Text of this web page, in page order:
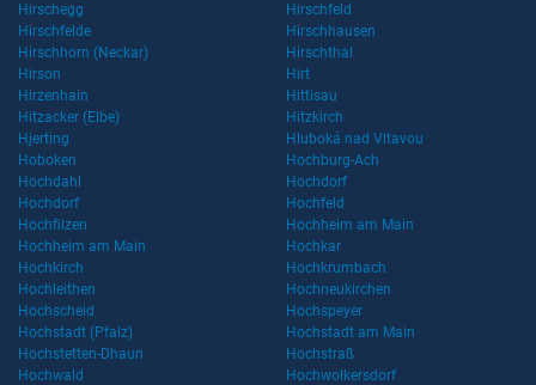
Hirschegg
Hirschfeld
Hirschfelde
Hirschhausen
Hirschhorn (Neckar)
Hirschthal
Hirson
Hirt
Hirzenhain
Hittisau
Hitzacker (Elbe)
Hitzkirch
Hjerting
Hluboká nad Vltavou
Hoboken
Hochburg-Ach
Hochdahl
Hochdorf
Hochdorf
Hochfeld
Hochfilzen
Hochheim am Main
Hochheim am Main
Hochkar
Hochkirch
Hochkrumbach
Hochleithen
Hochneukirchen
Hochscheid
Hochspeyer
Hochstadt (Pfalz)
Hochstadt am Main
Hochstetten-Dhaun
Hochstraß
Hochwald
Hochwolkersdorf